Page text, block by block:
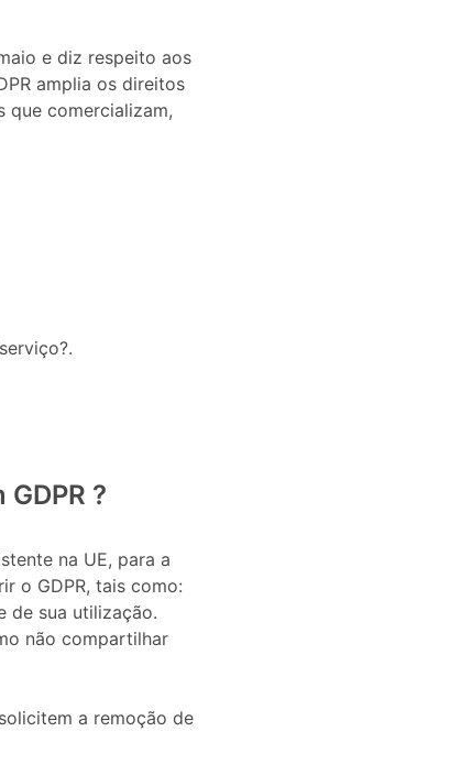
e diz respeito aos
amplia os direitos
que comercializam,
?
na UE, para a
o GDPR, tais como:
de sua utilização.
não compartilhar
a remoção de